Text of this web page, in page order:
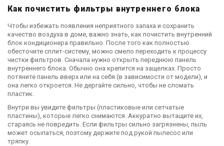
Южная Корея
Внутренний блок
кондиционера LG
MJ18PC
Цена
22 240 грн27 800 грн
Купить
Как почистить фильтры внутреннего блока
Чтобы избежать появления неприятного запаха и сохранить
качество воздуха в доме, важно знать, как почистить внутренний
блок кондиционера правильно. После того как полностью
обесточите сплит-систему, можно смело переходить к процессу
чистки фильтров. Сначала нужно открыть переднюю панель
внутреннего блока. Обычно она крепится на защелках. Просто
потяните панель вверх или на себя (в зависимости от модели), и
она легко откроется. Не дергайте сильно, чтобы не сломать
пластик.
Внутри вы увидите фильтры (пластиковые или сетчатые
пластины), которые легко снимаются. Аккуратно вытащите их,
стараясь не повредить. Если фильтры сильно загрязнены, пыль
может осыпаться, поэтому держите под рукой пылесос или
тряпку.